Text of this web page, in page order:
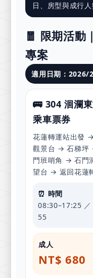
日、房型與成行人
🧧 限期活動
專案
適用日期：
🚌 304 洄瀾
乘車票券
花蓮轉運站出發
觀景台 → 石梯坪
門班哨角 → 石門
望台 → 返回花蓮
⏰ 時間
08:30–17:25
55
成人
NT$ 680